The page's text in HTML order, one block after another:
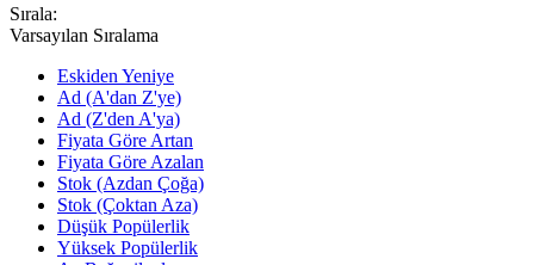
Sırala:
Varsayılan Sıralama
Eskiden Yeniye
Ad (A'dan Z'ye)
Ad (Z'den A'ya)
Fiyata Göre Artan
Fiyata Göre Azalan
Stok (Azdan Çoğa)
Stok (Çoktan Aza)
Düşük Popülerlik
Yüksek Popülerlik